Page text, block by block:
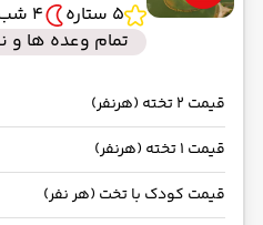
5 ستاره
4 شب
تمام وعده ها و
قیمت 2 تخته (هرنفر)
قیمت 1 تخته (هرنفر)
قیمت کودک با تخت (هر نفر)